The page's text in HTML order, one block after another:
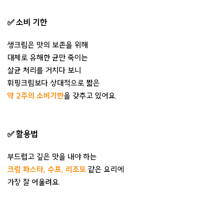
✅ 소비 기한
생크림은 맛의 보존을 위해
대체로 유해한 균만 죽이는
살균 처리를 거치다 보니
휘핑크림보다 상대적으로 짧은
약 2주의 소비기한을 갖추고 있어요.
✅ 활용법
부드럽고 깊은 맛을 내야 하는
크림 파스타, 수프, 리조또 같은 요리에
가장 잘 어울려요.